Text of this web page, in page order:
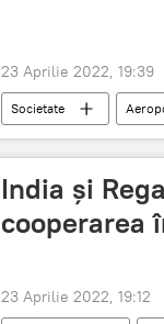
23 Aprilie 2022, 19:39
Societate
Știri din Moldova
India și
cooperarea
23 Aprilie 2022, 19:12